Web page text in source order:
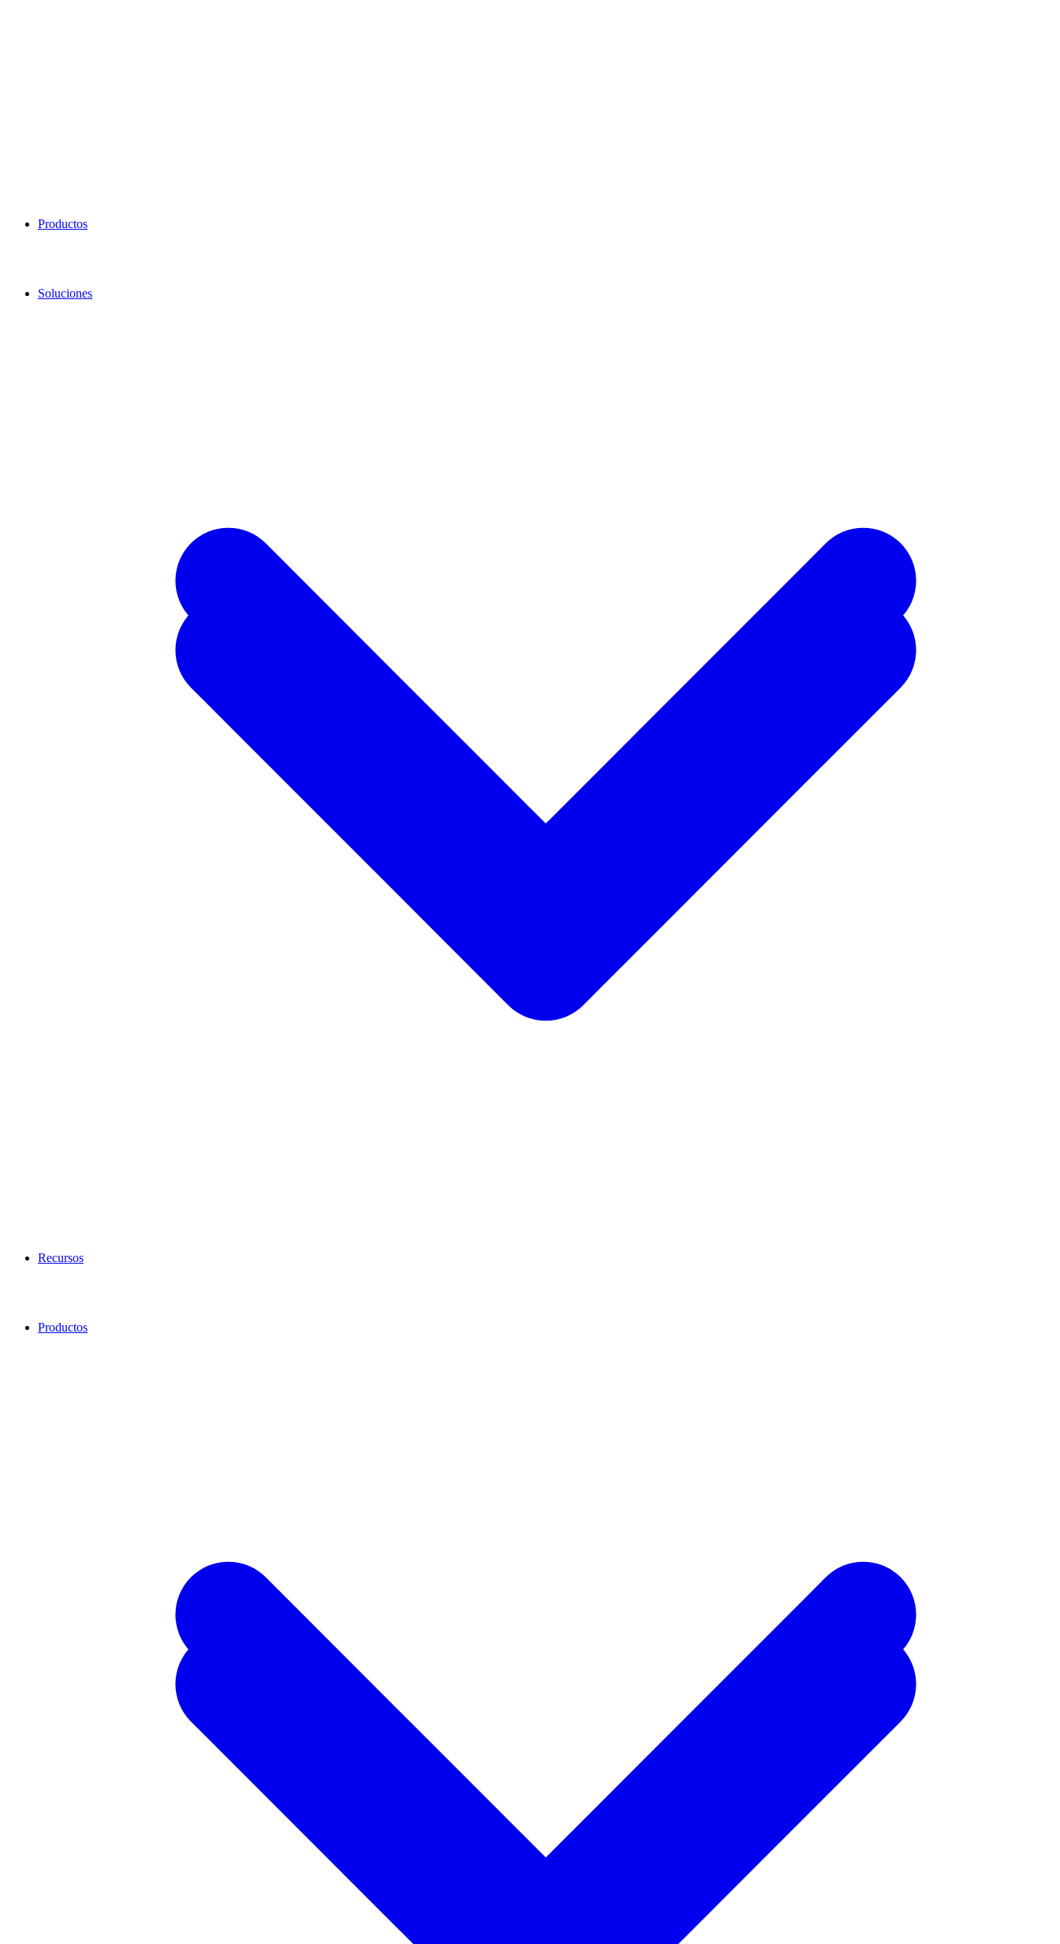
Productos
Recursos
Soluciones
Productos